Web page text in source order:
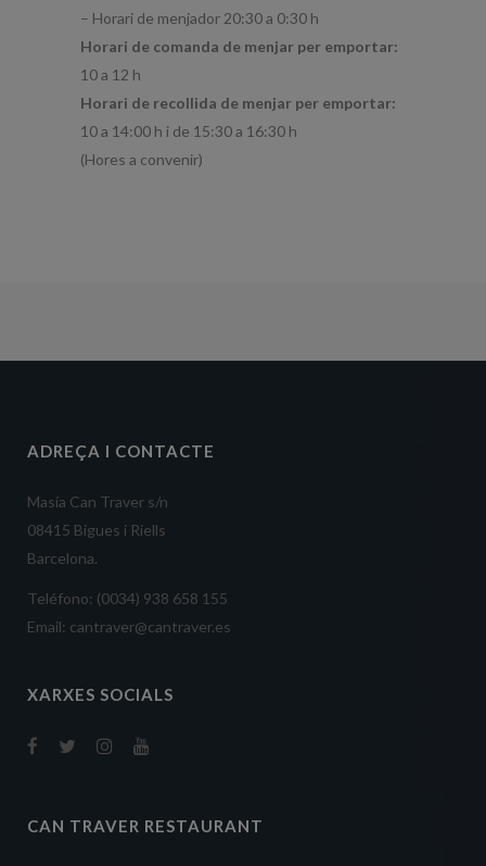
– Horari de menjador 20:30 a 0:30 h
Horari de comanda de menjar per emportar:
10 a 12 h
Horari de recollida de menjar per emportar:
10 a 14:00 h i de 15:30 a 16:30 h
(Hores a convenir)
ADREÇA I CONTACTE
Masía Can Traver s/n
08415 Bigues i Riells
Barcelona.
Teléfono: (0034) 938 658 155
Email: cantraver@cantraver.es
XARXES SOCIALS
CAN TRAVER RESTAURANT